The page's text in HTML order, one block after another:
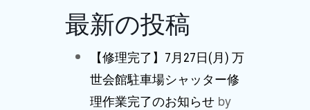
最新の投稿
【修理完了】7月27日(月) 万
世会館駐車場シャッター修
理作業完了のお知らせ by